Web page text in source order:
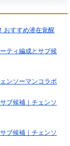
おすすめ潜在覚醒
ティ編成とサブ候
ンソーマンコラボ
ブ候補｜チェンソ
ブ候補｜チェンソ